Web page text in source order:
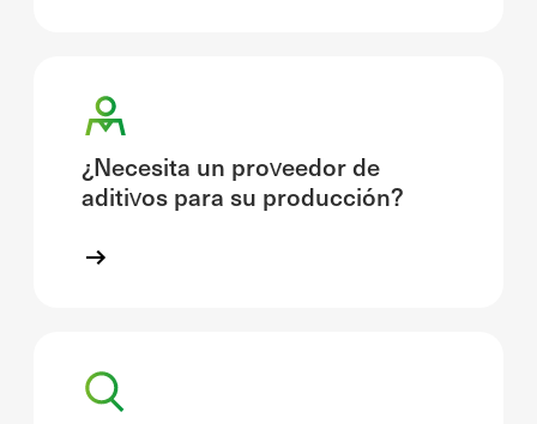
¿Necesita un proveedor de
aditivos para su producción?